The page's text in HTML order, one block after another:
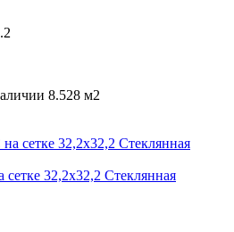
8.528 м2
32,2x32,2 Стеклянная